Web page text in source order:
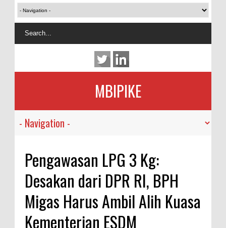
MBIPIKE
Pengawasan LPG 3 Kg:
Desakan dari DPR RI, BPH
Migas Harus Ambil Alih Kuasa
Kementerian ESDM